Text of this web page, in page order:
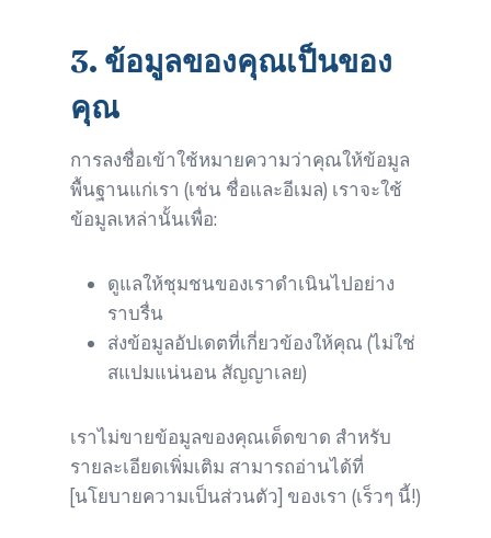
3. ข้อมูลของคุณเป็นของ
คุณ
การลงชื่อเข้าใช้หมายความว่าคุณให้ข้อมูล
พื้นฐานแก่เรา (เช่น ชื่อและอีเมล) เราจะใช้
ข้อมูลเหล่านั้นเพื่อ:
ดูแลให้ชุมชนของเราดำเนินไปอย่าง
ราบรื่น
ส่งข้อมูลอัปเดตที่เกี่ยวข้องให้คุณ (ไม่ใช่
สแปมแน่นอน สัญญาเลย)
เราไม่ขายข้อมูลของคุณเด็ดขาด สำหรับ
รายละเอียดเพิ่มเติม สามารถอ่านได้ที่
[นโยบายความเป็นส่วนตัว] ของเรา (เร็วๆ นี้!)